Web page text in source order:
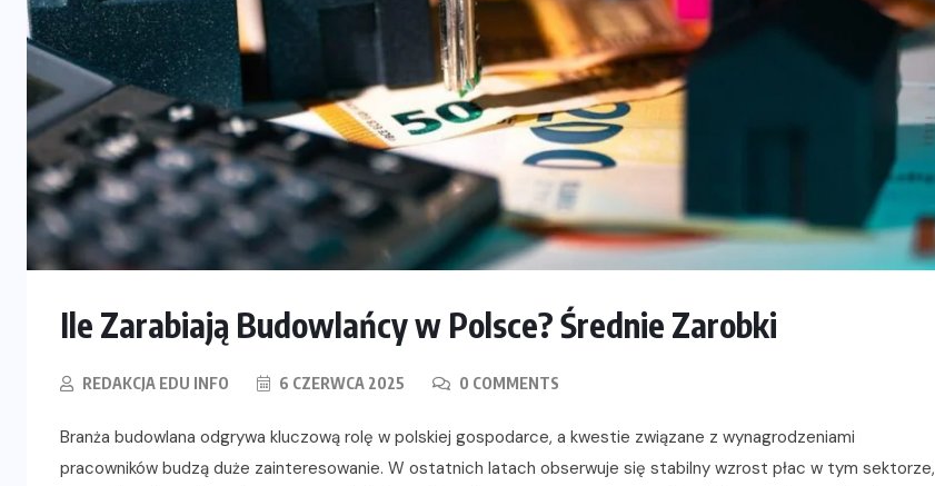
Ile Zarabiają Budowlańcy w Polsce? Średnie Zarobki
REDAKCJA EDU INFO 6 CZERWCA 2025 0 COMMENTS
Branża budowlana odgrywa kluczową rolę w polskiej gospodarce, a kwestie związane z wynagrodzeniami
pracowników budzą duże zainteresowanie. W ostatnich latach obserwuje się stabilny wzrost płac w tym sektorze,